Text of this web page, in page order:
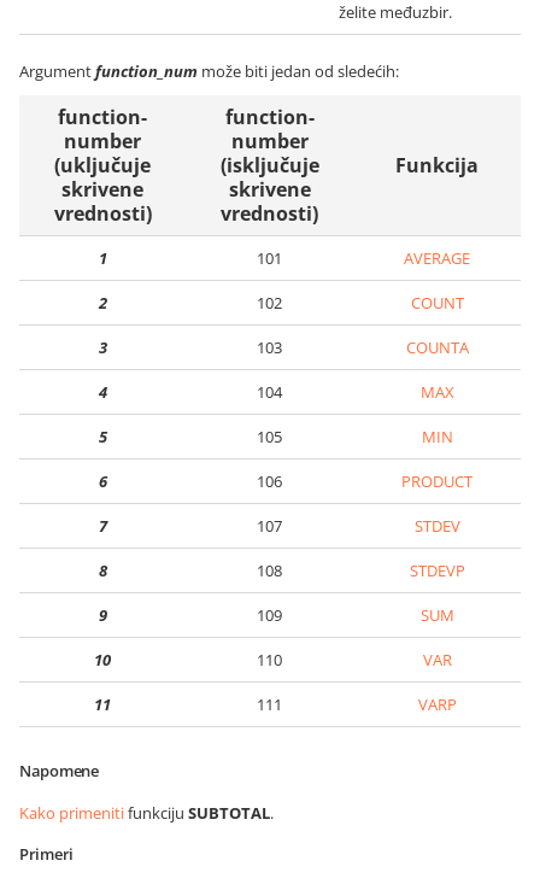
želite međuzbir.
Argumentfunction_num može biti jedan od sledećih:
function-
number
(uključuje
skrivene
vrednosti)
function-
number
(isključuje
skrivene
vrednosti)
Funkcija
1 101 AVERAGE
2 102 COUNT
3 103 COUNTA
4 104 MAX
5 105 MIN
6 106 PRODUCT
7 107 STDEV
8 108 STDEVP
9 109 SUM
10 110 VAR
11 111 VARP
Napomene
Kako primenitifunkciju SUBTOTAL.
Primeri